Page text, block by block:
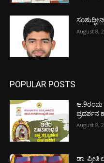
August 8,
POPULAR POSTS
ಆ.9ರಂದು
ಪ್ರದರ್ಶನ
August 8,
ಡಾ.